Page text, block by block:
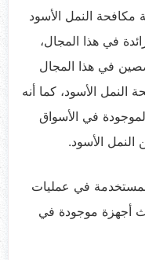
النمل الأسود
في هذا المجال،
في هذا المجال
النمل الأسود، كما أنه
في الأسواق
النمل الأسود.
في عمليات
أجهزة موجودة في